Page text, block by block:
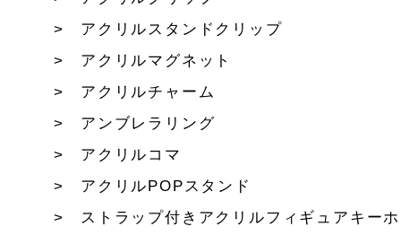
アクリルスタンドクリップ
アクリルマグネット
アクリルチャーム
アンブレラリング
アクリルコマ
アクリルPOPスタンド
ストラップ付きアクリルフィギュアキーホ